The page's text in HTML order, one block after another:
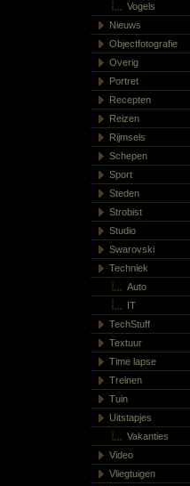
Vogels
Nieuws
Objectfotografie
Overig
Portret
Recepten
Reizen
Rijmsels
Schepen
Sport
Steden
Strobist
Studio
Swarovski
Techniek
Auto
IT
TechStuff
Textuur
Time lapse
Treinen
Tuin
Uitstapjes
Vakanties
Video
Vliegtuigen